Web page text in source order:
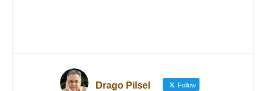
Drago Pilsel Follow